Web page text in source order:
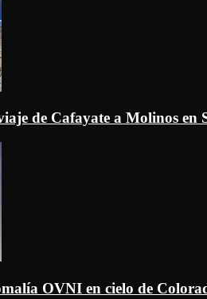
de Cafayate a Molinos en
OVNI en cielo de